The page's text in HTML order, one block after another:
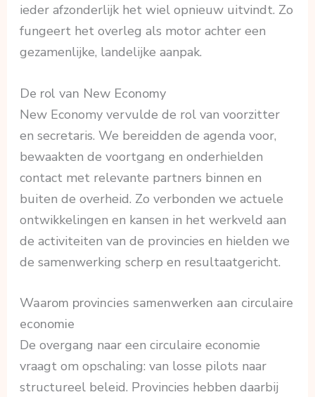
ieder afzonderlijk het wiel opnieuw uitvindt. Zo
fungeert het overleg als motor achter een
gezamenlijke, landelijke aanpak.
De rol van New Economy
New Economy vervulde de rol van voorzitter
en secretaris. We bereidden de agenda voor,
bewaakten de voortgang en onderhielden
contact met relevante partners binnen en
buiten de overheid. Zo verbonden we actuele
ontwikkelingen en kansen in het werkveld aan
de activiteiten van de provincies en hielden we
de samenwerking scherp en resultaatgericht.
Waarom provincies samenwerken aan circulaire
economie
De overgang naar een circulaire economie
vraagt om opschaling: van losse pilots naar
structureel beleid. Provincies hebben daarbij